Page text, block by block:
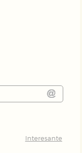
Interesante